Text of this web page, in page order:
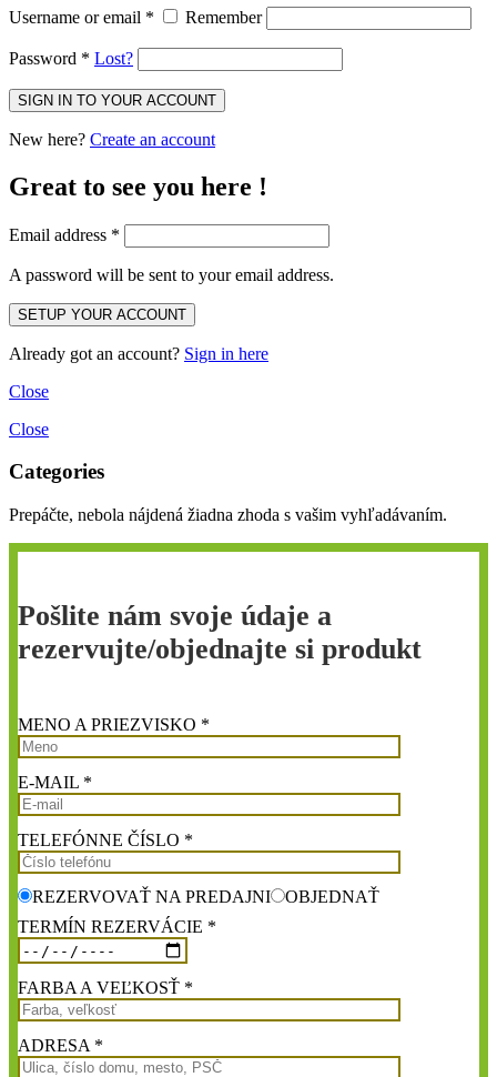
Username or email * Remember
Password * Lost?
New here? Create an account
Great to see you here !
Email address *
A password will be sent to your email address.
Already got an account? Sign in here
Close
Close
Categories
Prepáčte, nebola nájdená žiadna zhoda s vašim vyhľadávaním.
Pošlite nám svoje údaje a
rezervujte/objednajte si produkt
MENO A PRIEZVISKO *
E-MAIL *
TELEFÓNNE ČÍSLO *
REZERVOVAŤ NA PREDAJNI
OBJEDNAŤ
TERMÍN REZERVÁCIE *
FARBA A VEĽKOSŤ *
ADRESA *